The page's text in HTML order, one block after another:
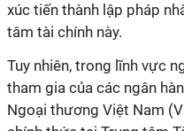
xúc tiến thành lập pháp
tâm tài chính này.
Tuy nhiên, trong lĩnh vực
tham gia của các ngân
Ngoại thương Việt Nam